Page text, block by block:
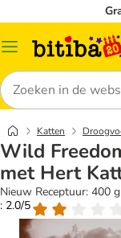
Catalogusmenu
Zoeken
Katten
Wild
met Hert
Nieuw Receptuur: 400 g
: 2.0/5